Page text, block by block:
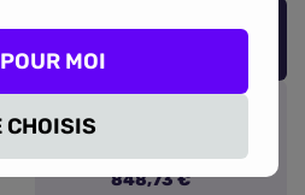
848,73 €
CHOISIS
MOI